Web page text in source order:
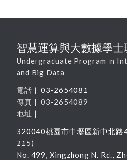
智慧運算與大數據學士
Undergraduate Program in
and Big Data
電話 | 03-2654081
傳真 | 03-2654089
地址 |
320040桃園市中壢區新中北路
215)
No. 499, Xingzhong N. Rd.,